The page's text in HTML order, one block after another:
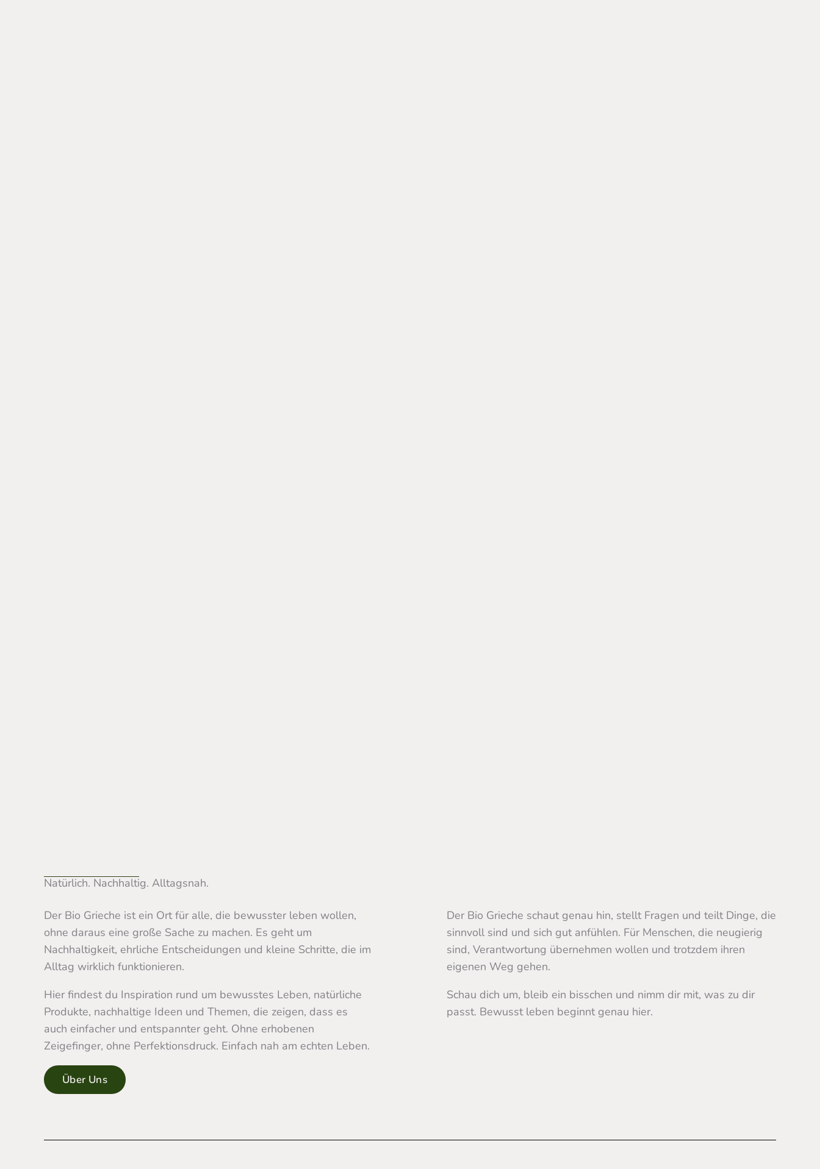
Natürlich. Nachhaltig. Alltagsnah.
Der Bio Grieche ist ein Ort für alle, die bewusster leben wollen,
ohne daraus eine große Sache zu machen. Es geht um
Nachhaltigkeit, ehrliche Entscheidungen und kleine Schritte, die im
Alltag wirklich funktionieren.
Hier findest du Inspiration rund um bewusstes Leben, natürliche
Produkte, nachhaltige Ideen und Themen, die zeigen, dass es
auch einfacher und entspannter geht. Ohne erhobenen
Zeigefinger, ohne Perfektionsdruck. Einfach nah am echten Leben.
Der Bio Grieche schaut genau hin, stellt Fragen und teilt Dinge, die
sinnvoll sind und sich gut anfühlen. Für Menschen, die neugierig
sind, Verantwortung übernehmen wollen und trotzdem ihren
eigenen Weg gehen.
Schau dich um, bleib ein bisschen und nimm dir mit, was zu dir
passt. Bewusst leben beginnt genau hier.
Über Uns